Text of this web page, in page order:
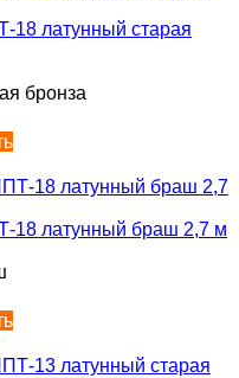
латунный старая
бронза
18 латунный браш 2,7 м